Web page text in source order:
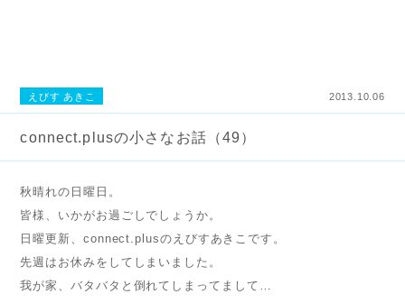
えびす あきこ 2013.10.06
connect.plusの小さなお話（49）
秋晴れの日曜日。
皆様、いかがお過ごしでしょうか。
日曜更新、connect.plusのえびすあきこです。
先週はお休みをしてしまいました。
我が家、バタバタと倒れてしまってまして…